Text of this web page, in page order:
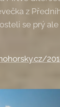
z
se prý